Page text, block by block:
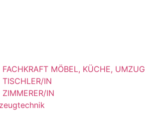
FACHKRAFT MÖBEL, KÜCHE, UMZUG
TISCHLER/IN
ZIMMERER/IN